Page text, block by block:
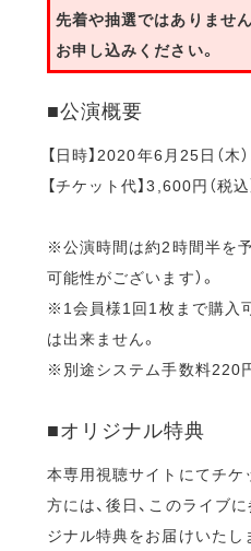
先着や抽選ではありませ
お申し込みください。
■公演概要
【日時】2020年6月25日（木
【チケット代】3,600円（税込
※公演時間は約2時間半を
可能性がございます）。
※1会員様1回1枚まで購入
は出来ません。
※別途システム手数料220円
■オリジナル特典
本専用視聴サイトにてチケ
方には、後日、このライブ
ジナル特典をお届けいたし